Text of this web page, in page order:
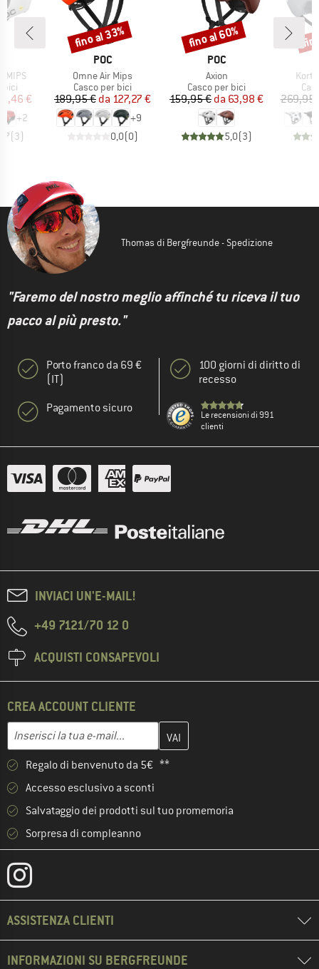
MIPS
bici
ridotto
€
+2
(3)
MARCHIO
POC
Articolo
Omne Air Mips
Gruppo di prodotti
Casco per bici
Prezzo
189,95 € Prezzo ridotto
da 127,27 €
+9
0,0(0)
Sconto
fino al 33%
MARCHIO
POC
Articolo
Axion
Gruppo di prodotti
Casco per bici
Prezzo
159,95 € Prezzo ridotto
da 63,98 €
5,0(3)
Sconto
fino al 60%
269,95
Thomas di Bergfreunde - Spedizione
"Faremo del nostro meglio affinché tu riceva il tuo
pacco al più presto."
Porto franco da 69 €
(IT)
Pagamento sicuro
100 giorni di diritto di
recesso
Le recensioni di 991
clienti
INVIACI UN'E-MAIL!
+49 7121/70 12 0
ACQUISTI CONSAPEVOLI
CREA ACCOUNT CLIENTE
Indirizzo e-mail
Inserisci qui il tuo indirizzo e-mail e crea il tuo account cliente
Regalo di benvenuto da 5€ **
Accesso esclusivo a sconti
Salvataggio dei prodotti sul tuo promemoria
Sorpresa di compleanno
ASSISTENZA CLIENTI
INFORMAZIONI SU BERGFREUNDE